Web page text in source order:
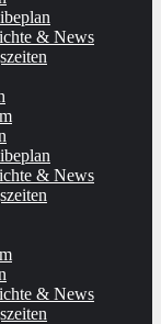
& News
& News
& News